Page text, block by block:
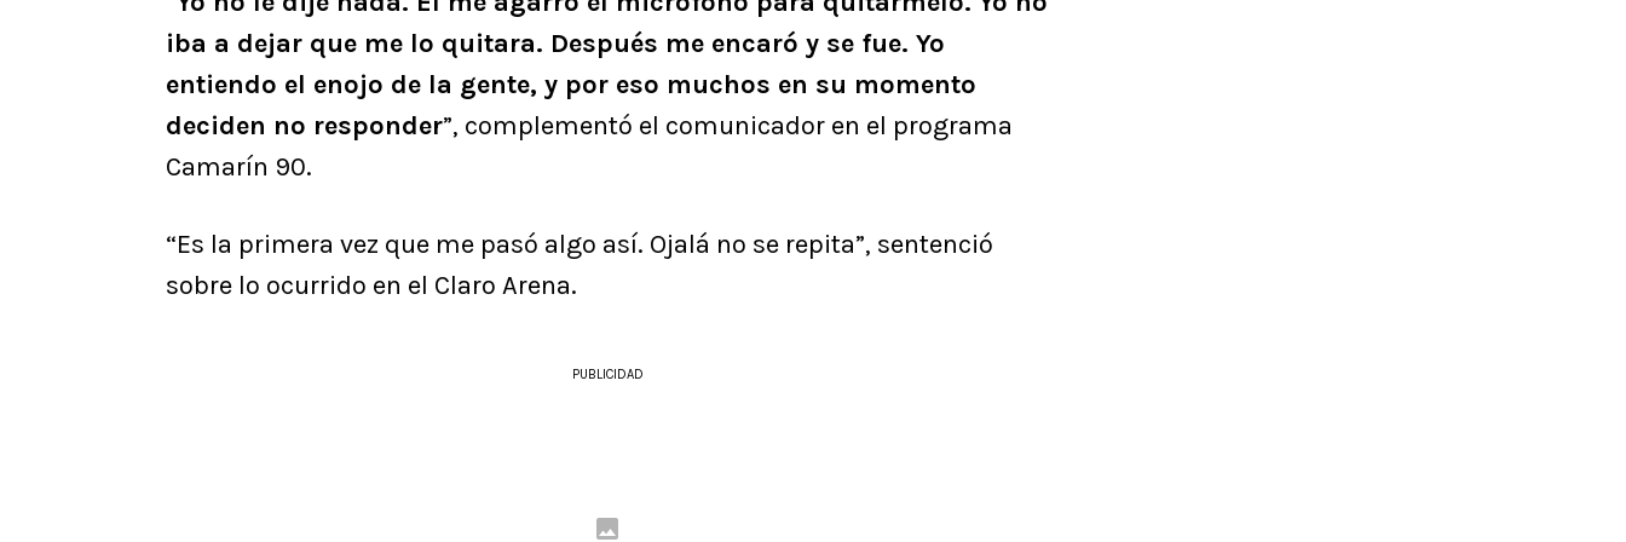
iba a dejar que me lo quitara. Después me encaró y se fue. Yo
entiendo el enojo de la gente, y por eso muchos en su momento
deciden no responder”, complementó el comunicador en el programa
Camarín 90.
“Es la primera vez que me pasó algo así. Ojalá no se repita”, sentenció
sobre lo ocurrido en el Claro Arena.
PUBLICIDAD